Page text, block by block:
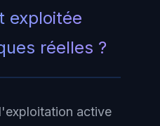
exploitée
réelles ?
active